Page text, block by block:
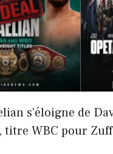
s'éloigne de
titre WBC pour